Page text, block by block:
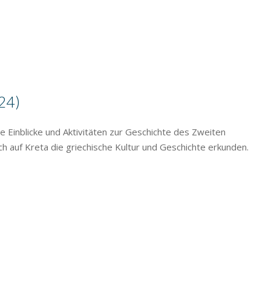
und Aktivitäten zur Geschichte des Zweiten
auf Kreta die griechische Kultur und Geschichte erkunden.